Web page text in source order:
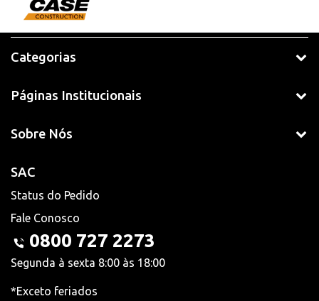
Categorias
Páginas Institucionais
Sobre Nós
SAC
Status do Pedido
Fale Conosco
0800 727 2273
Segunda à sexta 8:00 às 18:00
*Exceto feriados